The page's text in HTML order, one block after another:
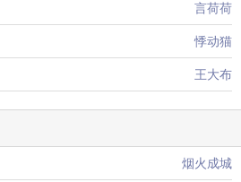
言荷荷
悸动猫
王大布
烟火成城